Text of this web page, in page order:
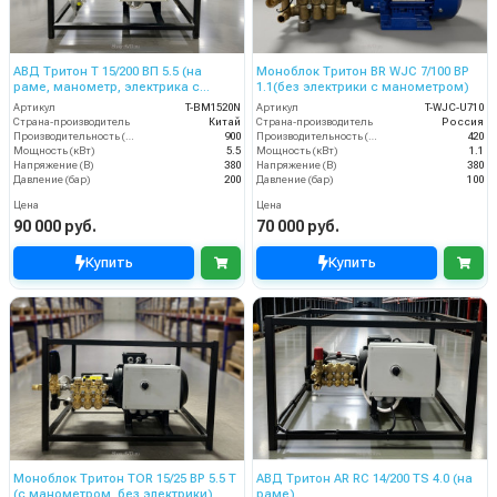
АВД Тритон Т 15/200 ВП 5.5 (на
раме, манометр, электрика с
теплозащитой)
Артикул
T-BM1520N
Страна-производитель
Китай
900
Мощность (кВт)
5.5
Напряжение (В)
380
Давление (бар)
200
Цена
90 000 руб.
Купить
Моноблок Тритон BR WJC 7/100 BP
1.1(без электрики с манометром)
Артикул
T-WJC-U710
Страна-производитель
Россия
420
Мощность (кВт)
1.1
Напряжение (В)
380
Давление (бар)
100
Цена
70 000 руб.
Купить
Моноблок Тритон TOR 15/25 ВР 5.5 T
АВД Тритон AR RC 14/200 TS 4.0 (на